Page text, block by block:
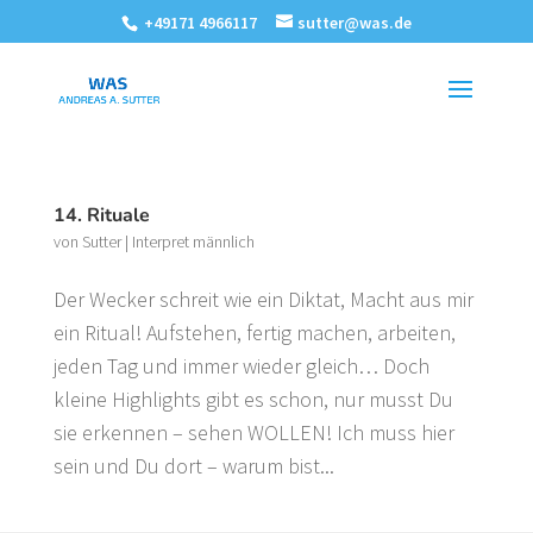
+49171 4966117 sutter@was.de
14. Rituale
von Sutter| Interpret männlich
Der Wecker schreit wie ein Diktat, Macht aus mir
ein Ritual! Aufstehen, fertig machen, arbeiten,
jeden Tag und immer wieder gleich… Doch
kleine Highlights gibt es schon, nur musst Du
sie erkennen – sehen WOLLEN! Ich muss hier
sein und Du dort – warum bist...